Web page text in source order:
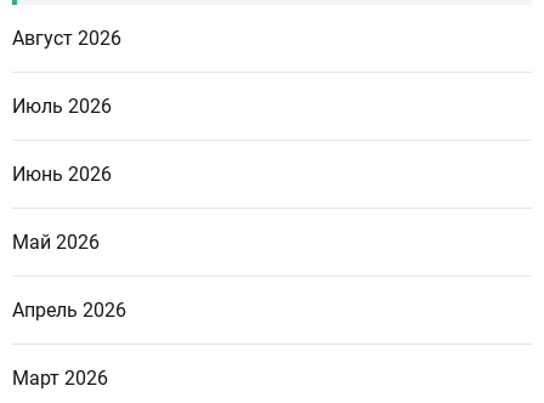
Август 2026
Июль 2026
Июнь 2026
Май 2026
Апрель 2026
Март 2026